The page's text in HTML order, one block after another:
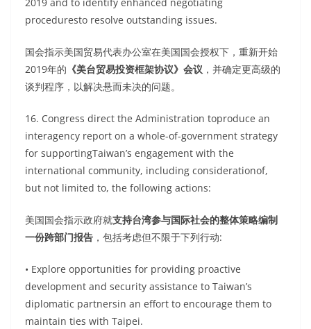
proceduresto resolve outstanding issues.
国会指示美国贸易代表办公室在美国国会授权下，重新开始
2019年的 《美台贸易投资框架协议》会议 ，并确定更高级的
谈判程序，以解决悬而未决的问题。
16. Congress direct the Administration toproduce an
interagency report on a whole-of-government strategy
for supportingTaiwan’s engagement with the
international community, including considerationof,
but not limited to, the following actions:
美国国会指示政府就支持台湾参与国际社会的整体策略编制
一份跨部门报告 ，包括考虑但不限于下列行动:
• Explore opportunities for providing proactive
development and security assistance to Taiwan’s
diplomatic partnersin an effort to encourage them to
maintain ties with Taipei.